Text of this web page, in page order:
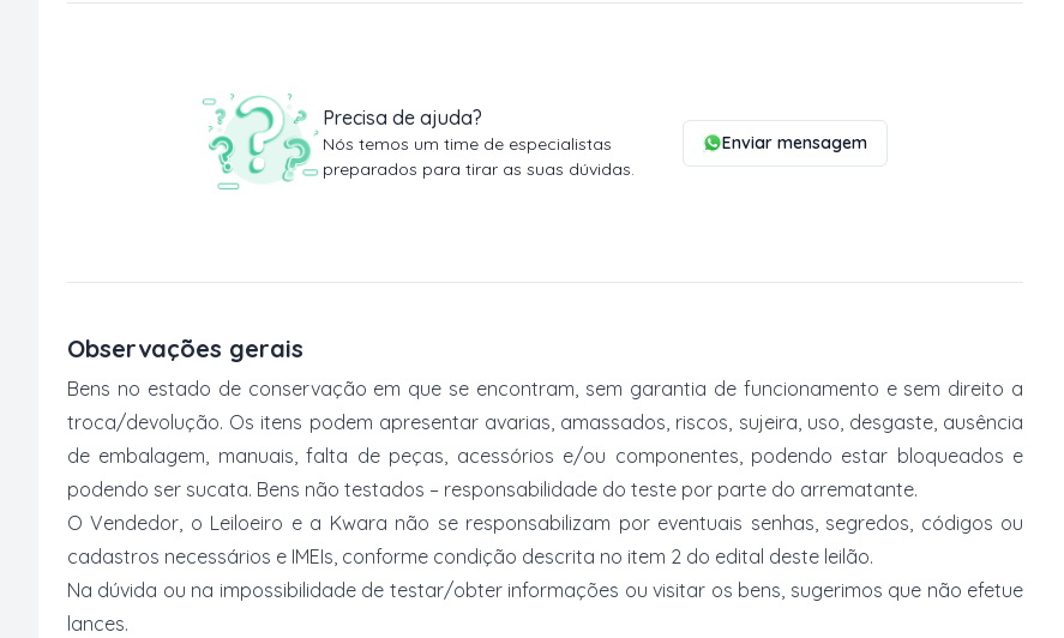
Precisa de ajuda?
Nós temos um time de especialistas
preparados para tirar as suas dúvidas.
Enviar mensagem
Observações gerais
Bens no estado de conservação em que se encontram, sem garantia de funcionamento e sem direito a
troca/devolução. Os itens podem apresentar avarias, amassados, riscos, sujeira, uso, desgaste, ausência
de embalagem, manuais, falta de peças, acessórios e/ou componentes, podendo estar bloqueados e
podendo ser sucata. Bens não testados – responsabilidade do teste por parte do arrematante.
O Vendedor, o Leiloeiro e a Kwara não se responsabilizam por eventuais senhas, segredos, códigos ou
cadastros necessários e IMEIs, conforme condição descrita no item 2 do edital deste leilão.
Na dúvida ou na impossibilidade de testar/obter informações ou visitar os bens, sugerimos que não efetue
lances.